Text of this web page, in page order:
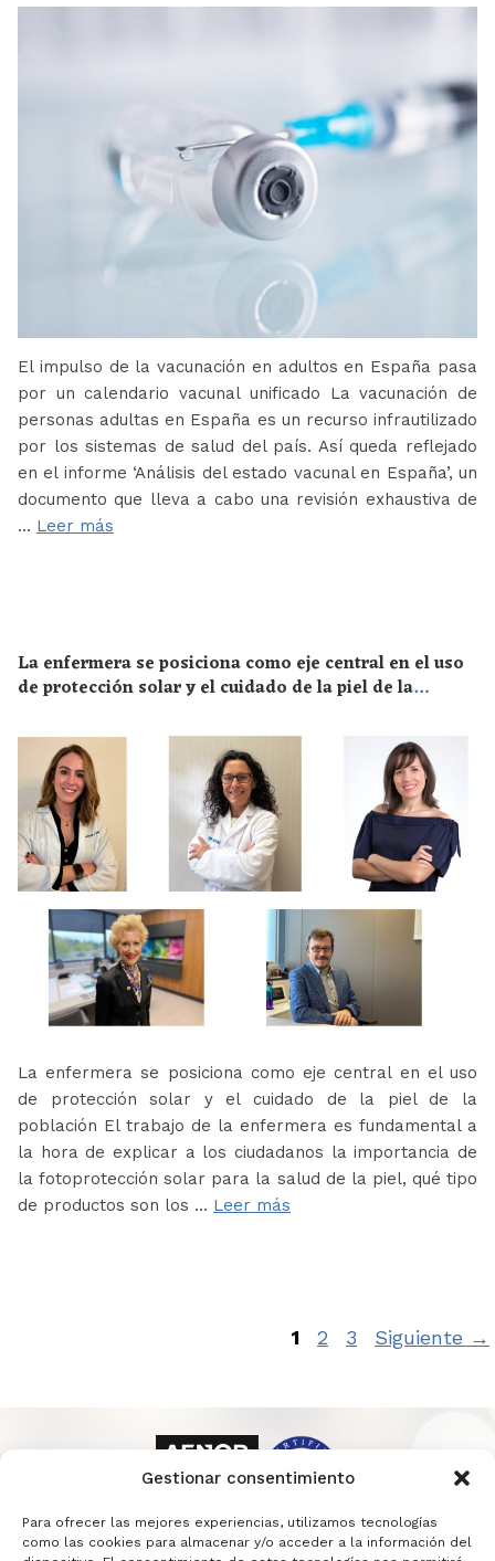
Gestionar consentimiento
Para ofrecer las mejores experiencias, utilizamos tecnologías
como las cookies para almacenar y/o acceder a la información del
El impulso de la vacunación en adultos en España pasa
por un calendario vacunal unificado La vacunación de
personas adultas en España es un recurso infrautilizado
por los sistemas de salud del país. Así queda reflejado
en el informe ‘Análisis del estado vacunal en España’, un
documento que lleva a cabo una revisión exhaustiva de
… Leer más
La enfermera se posiciona como eje central en el uso
de protección solar y el cuidado de la piel de la
La enfermera se posiciona como eje central en el uso
de protección solar y el cuidado de la piel de la
población El trabajo de la enfermera es fundamental a
la hora de explicar a los ciudadanos la importancia de
la fotoprotección solar para la salud de la piel, qué tipo
de productos son los … Leer más
Página
1 Página
2 Página
3 Siguiente →